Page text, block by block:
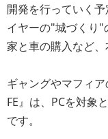
開発を行っていく
イヤーの"城づくり"
家と車の購入など、
ギャングやマフィ
FE』は、PCを対象
です。